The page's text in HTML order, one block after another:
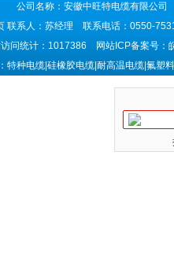
公司名称：安徽中旺特电缆有限公
联系人：苏经理 联系电话：0550-
访问统计：1017386 网站ICP备案号：
特种电缆|硅橡胶电缆|耐高温电缆|氟